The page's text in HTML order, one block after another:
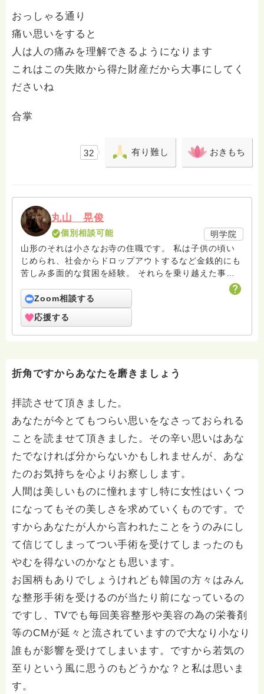
おっしゃる通り
痛い思いをすると
人は人の痛みを理解できるようになります
これはこの失敗から得た財産だから大事にしてく
ださいね
合掌
32 有り難し おきもち
丸山 晃俊
個別相談可能
明学院
山形のそれは小さなお寺の住職です。 私は子供の頃い
じめられ、社会からドロップアウトするなど金銭的にも
苦しみ多面的な貧困を経験。 それらを乗り越えた事
は、今では自身を照らす灯り。 色んな社会的活動をし
てますが、 自然の中で遊ぶことが大好きで、子供達に
体験活動やイベント、木工教室などを催しております。
お寺では草花葬墓地などの永代供養も宗派問わずお迎え
しております。
Zoom相談する
応援する
折角ですからあなたを磨きましょう
拝読させて頂きました。
あなたが今とてもつらい思いをなさっておられる
ことを読ませて頂きました。その辛い思いはあな
たでなければ分からないかもしれませんが、あな
たのお気持ちを心よりお察しします。
人間は美しいものに憧れますし特に女性はいくつ
になってもその美しさを求めていくものです。で
すからあなたが人から言われたことをうのみにし
て信じてしまってつい手術を受けてしまったのも
やむを得ないのかなとも思います。
お国柄もありでしょうけれども韓国の方々はみん
な整形手術を受けるのが当たり前になっているの
ですし、TVでも毎回美容整形や美容の為の栄養剤
等のCMが延々と流されていますので大なり小なり
誰もが影響を受けてしまいます。ですから若気の
至りという風に思うのもどうかな？と私は思いま
す。